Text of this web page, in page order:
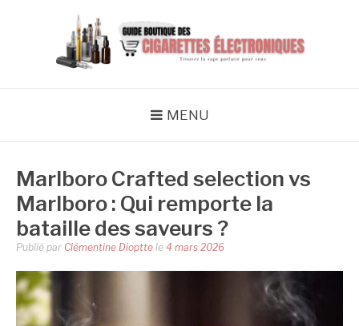
LA BOUTIQUE DES
CIGARETTES
ÉLECTRONIQUES
MENU
Marlboro Crafted selection vs
Marlboro : Qui remporte la
bataille des saveurs ?
Publié par Clémentine Dioptte le 4 mars 2026